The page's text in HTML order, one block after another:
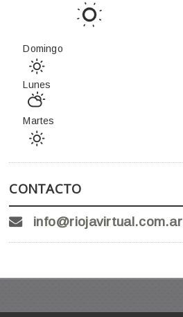
Domingo
Lunes
Martes
CONTACTO
info@riojavirtual.com.ar